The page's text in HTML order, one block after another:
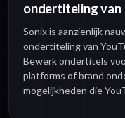
ondertiteling van
Sonix is aanzienlijk
ondertiteling van
Bewerk ondertitels
platforms of brand
mogelijkheden die